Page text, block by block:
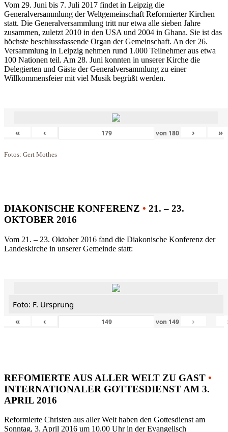
Vom 29. Juni bis 7. Juli 2017 findet in Leipzig die
Generalversammlung der Weltgemeinschaft Reformierter Kirchen
statt. Die Generalversammlung tritt nur etwa alle sieben Jahre
zusammen, zuletzt 2010 in den USA und 2004 in Ghana. Sie ist das
höchste beschlussfassende Organ der Gemeinschaft. An der 26.
Versammlung in Leipzig nehmen rund 1.000 Teilnehmer aus etwa
100 Nationen teil. Am 28. Juni konnten in unserer Kirche die
Delegierten und Gäste der Generalversammlung zu einer
Willkommensfeier mit viel Musik begrüßt werden.
« ‹ von 180 › »
Fotos: Gert Mothes
DIAKONISCHE KONFERENZ • 21. – 23.
OKTOBER 2016
Vom 21. – 23. Oktober 2016 fand die Diakonische Konferenz der
Landeskirche in unserer Gemeinde statt:
Foto: F. Ursprung
«
‹ von 149 ›
REFOMIERTE AUS ALLER WELT ZU GAST •
INTERNATIONALER GOTTESDIENST AM 3.
APRIL 2016
Reformierte Christen aus aller Welt haben den Gottesdienst am
Sonntag, 3. April 2016 um 10.00 Uhr in der Evangelisch